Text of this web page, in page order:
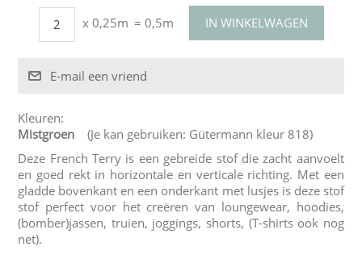
x 0,25m = 0,5m
Kleuren:
Mistgroen (Je kan gebruiken: Gütermann kleur 818)
Deze French Terry is een gebreide stof die zacht aanvoelt
en goed rekt in horizontale en verticale richting. Met een
gladde bovenkant en een onderkant met lusjes is deze stof
stof perfect voor het creëren van loungewear, hoodies,
(bomber)jassen, truien, joggings, shorts, (T-shirts ook nog
net).